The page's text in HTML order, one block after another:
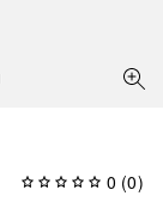
0 (0)